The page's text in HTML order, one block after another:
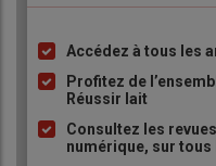
Liste
à
puce
Accédez à tous les
Profitez de
Réussir lait
Consultez les
numérique, sur